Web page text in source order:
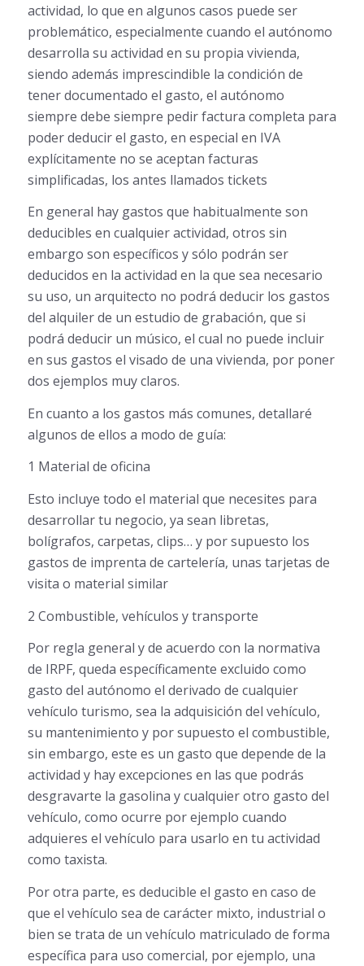
actividad, lo que en algunos casos puede ser
problemático, especialmente cuando el autónomo
desarrolla su actividad en su propia vivienda,
siendo además imprescindible la condición de
tener documentado el gasto, el autónomo
siempre debe siempre pedir factura completa para
poder deducir el gasto, en especial en IVA
explícitamente no se aceptan facturas
simplificadas, los antes llamados tickets
En general hay gastos que habitualmente son
deducibles en cualquier actividad, otros sin
embargo son específicos y sólo podrán ser
deducidos en la actividad en la que sea necesario
su uso, un arquitecto no podrá deducir los gastos
del alquiler de un estudio de grabación, que si
podrá deducir un músico, el cual no puede incluir
en sus gastos el visado de una vivienda, por poner
dos ejemplos muy claros.
En cuanto a los gastos más comunes, detallaré
algunos de ellos a modo de guía:
1 Material de oficina
Esto incluye todo el material que necesites para
desarrollar tu negocio, ya sean libretas,
bolígrafos, carpetas, clips… y por supuesto los
gastos de imprenta de cartelería, unas tarjetas de
visita o material similar
2 Combustible, vehículos y transporte
Por regla general y de acuerdo con la normativa
de IRPF, queda específicamente excluido como
gasto del autónomo el derivado de cualquier
vehículo turismo, sea la adquisición del vehículo,
su mantenimiento y por supuesto el combustible,
sin embargo, este es un gasto que depende de la
actividad y hay excepciones en las que podrás
desgravarte la gasolina y cualquier otro gasto del
vehículo, como ocurre por ejemplo cuando
adquieres el vehículo para usarlo en tu actividad
como taxista.
Por otra parte, es deducible el gasto en caso de
que el vehículo sea de carácter mixto, industrial o
bien se trata de un vehículo matriculado de forma
específica para uso comercial, por ejemplo, una